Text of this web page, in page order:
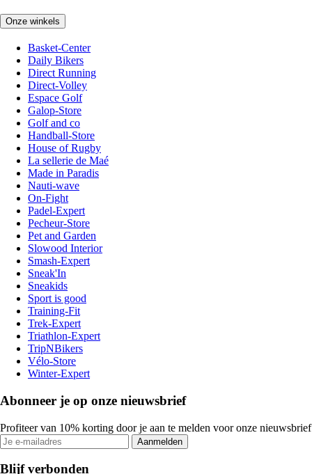
Onze winkels
Basket-Center
Daily Bikers
Direct Running
Direct-Volley
Espace Golf
Galop-Store
Golf and co
Handball-Store
House of Rugby
La sellerie de Maé
Made in Paradis
Nauti-wave
On-Fight
Padel-Expert
Pecheur-Store
Pet and Garden
Slowood Interior
Smash-Expert
Sneak'In
Sneakids
Sport is good
Training-Fit
Trek-Expert
Triathlon-Expert
TripNBikers
Vélo-Store
Winter-Expert
Abonneer je op onze nieuwsbrief
Profiteer van 10% korting door je aan te melden voor onze nieuwsbrief
Aanmelden
Blijf verbonden